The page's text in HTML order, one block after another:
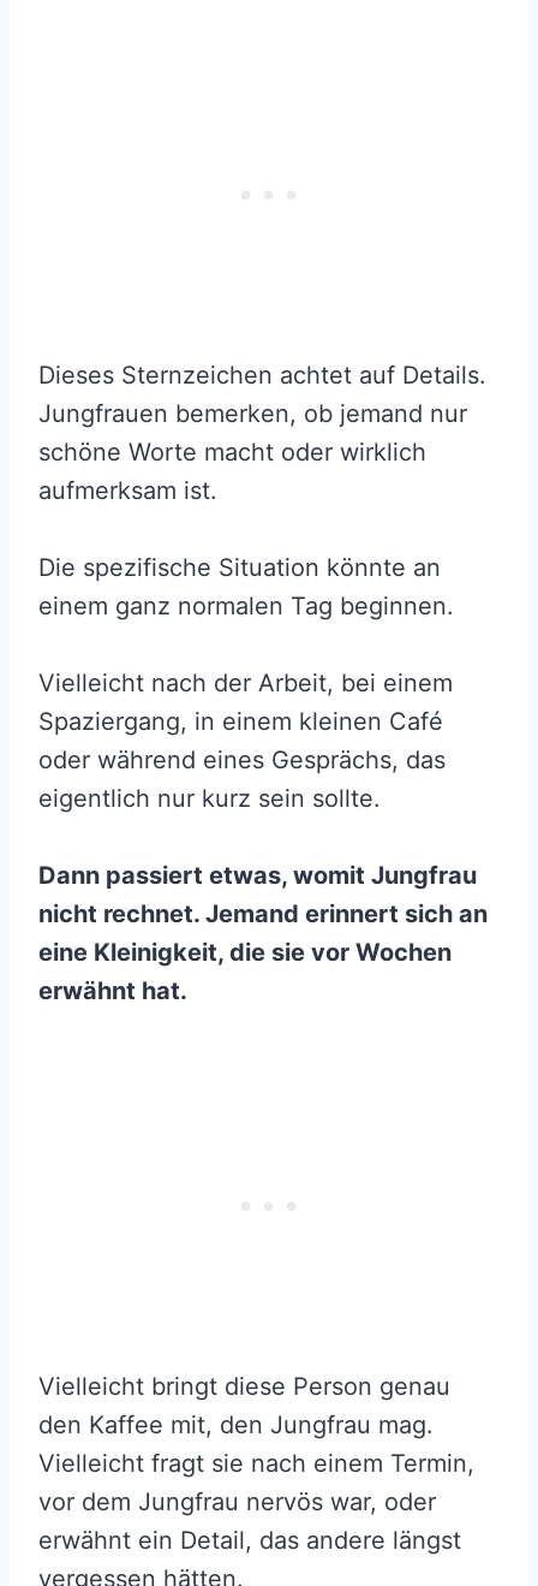
Dieses Sternzeichen achtet auf Details.
Jungfrauen bemerken, ob jemand nur
schöne Worte macht oder wirklich
aufmerksam ist.
Die spezifische Situation könnte an
einem ganz normalen Tag beginnen.
Vielleicht nach der Arbeit, bei einem
Spaziergang, in einem kleinen Café
oder während eines Gesprächs, das
eigentlich nur kurz sein sollte.
Dann passiert etwas, womit Jungfrau
nicht rechnet. Jemand erinnert sich an
eine Kleinigkeit, die sie vor Wochen
erwähnt hat.
Vielleicht bringt diese Person genau
den Kaffee mit, den Jungfrau mag.
Vielleicht fragt sie nach einem Termin,
vor dem Jungfrau nervös war, oder
erwähnt ein Detail, das andere längst
vergessen hätten.